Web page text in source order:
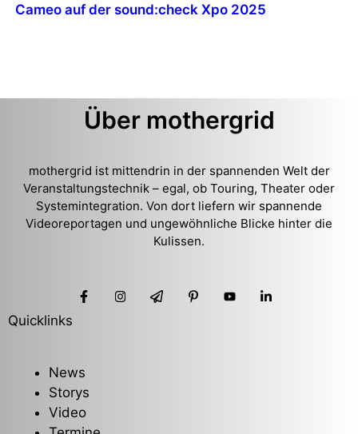
Cameo auf der sound:check Xpo 2025
Über mothergrid
mothergrid ist mittendrin in der spannenden Welt der
Veranstaltungstechnik – egal, ob Touring, Theater oder
Systemintegration. Von dort liefern wir spannende
Videoreportagen und ungewöhnliche Blicke hinter die
Kulissen.
Quicklinks
News
Storys
Video